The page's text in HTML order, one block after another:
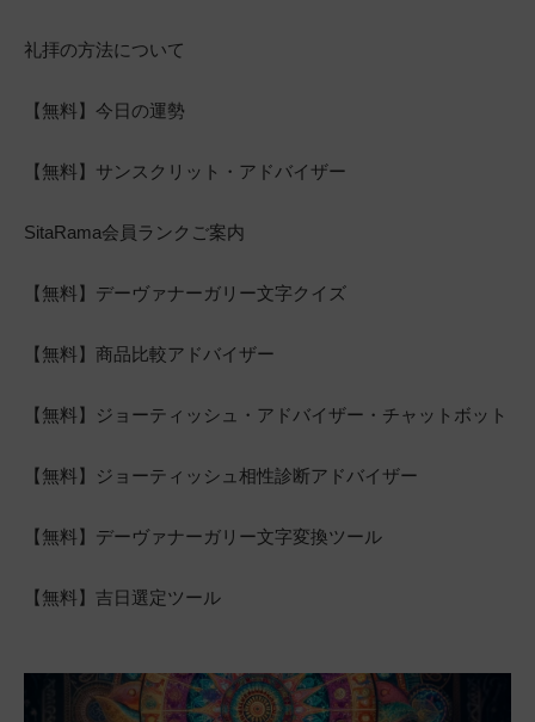
礼拝の方法について
【無料】今日の運勢
【無料】サンスクリット・アドバイザー
SitaRama会員ランクご案内
【無料】デーヴァナーガリー文字クイズ
【無料】商品比較アドバイザー
【無料】ジョーティッシュ・アドバイザー・チャットボット
【無料】ジョーティッシュ相性診断アドバイザー
【無料】デーヴァナーガリー文字変換ツール
【無料】吉日選定ツール